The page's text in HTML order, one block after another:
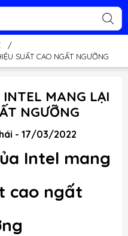
/
SUẤT CAO NGẤT NGƯỠNG
INTEL MANG LẠI
NGƯỠNG
- 17/03/2022
Intel mang
cao ngất